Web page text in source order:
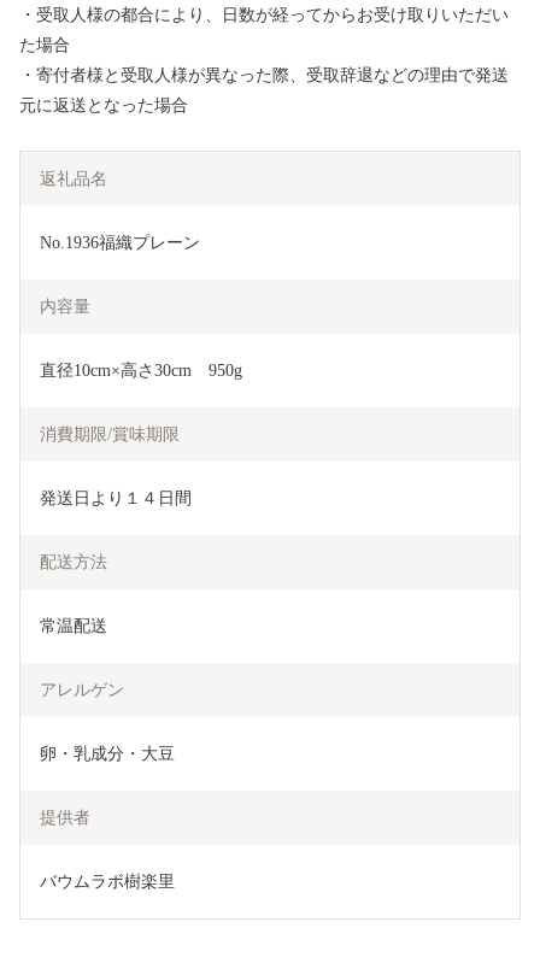
・受取人様の都合により、日数が経ってからお受け取りいただい
た場合
・寄付者様と受取人様が異なった際、受取辞退などの理由で発送
元に返送となった場合
返礼品名
No.1936福織プレーン
内容量
直径10cm×高さ30cm　950g
消費期限/賞味期限
発送日より１４日間
配送方法
常温配送
アレルゲン
卵・乳成分・大豆
提供者
バウムラボ樹楽里